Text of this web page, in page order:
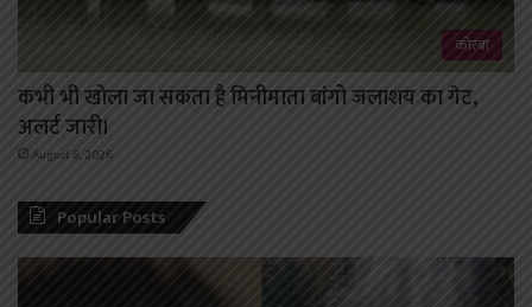
कोरबा
कभी भी खोला जा सकता है मिनीमाता बांगो जलाशय का गेट,
अलर्ट जारी।
August 8, 2026
Popular Posts